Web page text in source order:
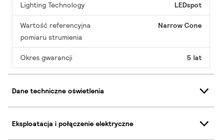
Lighting Technology LEDspot
Wartość referencyjna
pomiaru strumienia
Narrow Cone
Okres gwarancji 5 lat
Dane techniczne oświetlenia
Eksploatacja i połączenie elektryczne